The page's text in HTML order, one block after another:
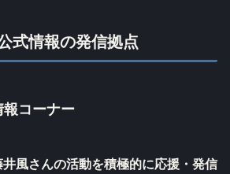
式情報の発信拠点
コーナー
井風さんの活動を積極的に応援・発信